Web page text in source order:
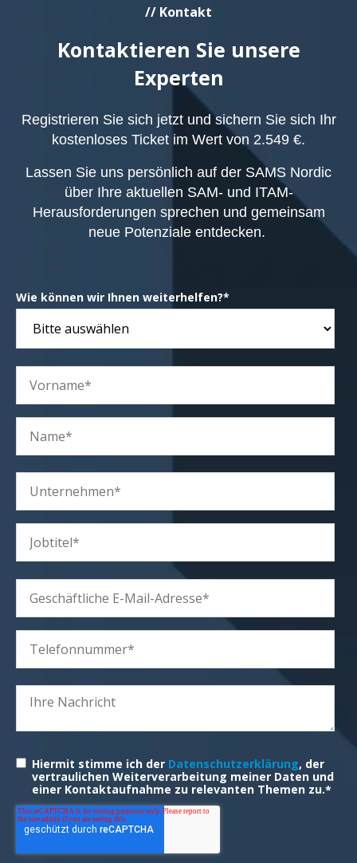
// Kontakt
Kontaktieren Sie unsere
Experten
Registrieren Sie sich jetzt und sichern Sie sich Ihr
kostenloses Ticket im Wert von 2.549 €.
Lassen Sie uns persönlich auf der SAMS Nordic
über Ihre aktuellen SAM- und ITAM-
Herausforderungen sprechen und gemeinsam
neue Potenziale entdecken.
Wie können wir Ihnen weiterhelfen?*
Hiermit stimme ich der Datenschutzerklärung, der
vertraulichen Weiterverarbeitung meiner Daten und
einer Kontaktaufnahme zu relevanten Themen zu.*